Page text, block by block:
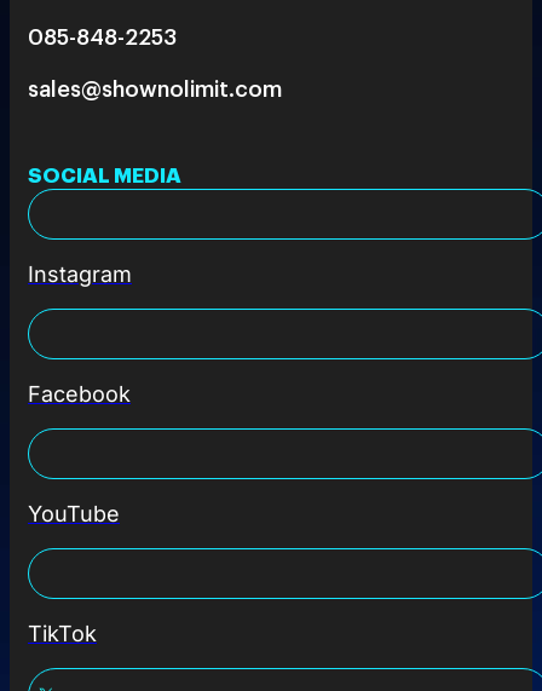
085-848-2253
sales@shownolimit.com
SOCIAL MEDIA
Instagram
Facebook
YouTube
TikTok